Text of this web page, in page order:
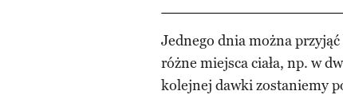
Jednego dnia można
różne miejsca ciała, np. w
kolejnej dawki zostaniemy